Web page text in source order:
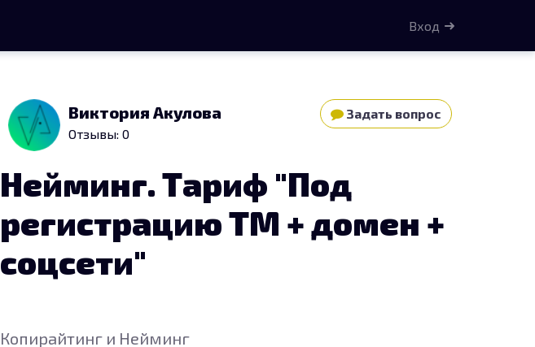
Задать вопрос
Виктория Акулова
Отзывы: 0
Нейминг. Тариф "Под
регистрацию ТМ + домен +
соцсети"
Копирайтинг и Нейминг
Вход